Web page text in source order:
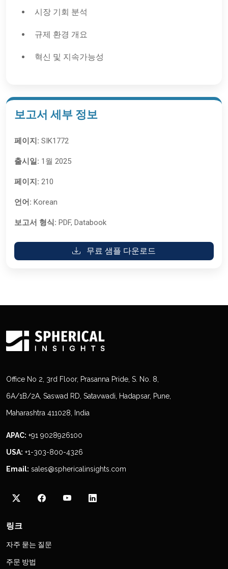
시장 기회 분석
규제 환경 개요
혁신 및 지속가능성
보고서 세부 정보
페이지: SIK1772
출시일: 1월 2025
페이지: 210
언어: Korean
보고서 형식: PDF, Databook
무료 샘플 다운로드
Office No 2, 3rd Floor, Prasanna Pride, S. No. 8,
6A/1B/2A, Saswad RD, Satavwadi, Hadapsar, Pune,
Maharashtra 411028, India
APAC: +91 9028926100
USA: +1-303-800-4326
Email: sales@sphericalinsights.com
링크
자주 묻는 질문
주문 방법